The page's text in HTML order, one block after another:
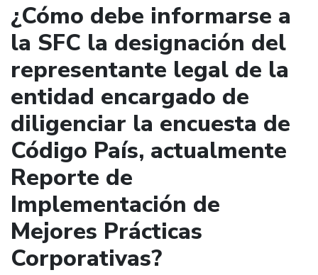
¿Cómo debe informarse a
la SFC la designación del
representante legal de la
entidad encargado de
diligenciar la encuesta de
Código País, actualmente
Reporte de
Implementación de
Mejores Prácticas
Corporativas?